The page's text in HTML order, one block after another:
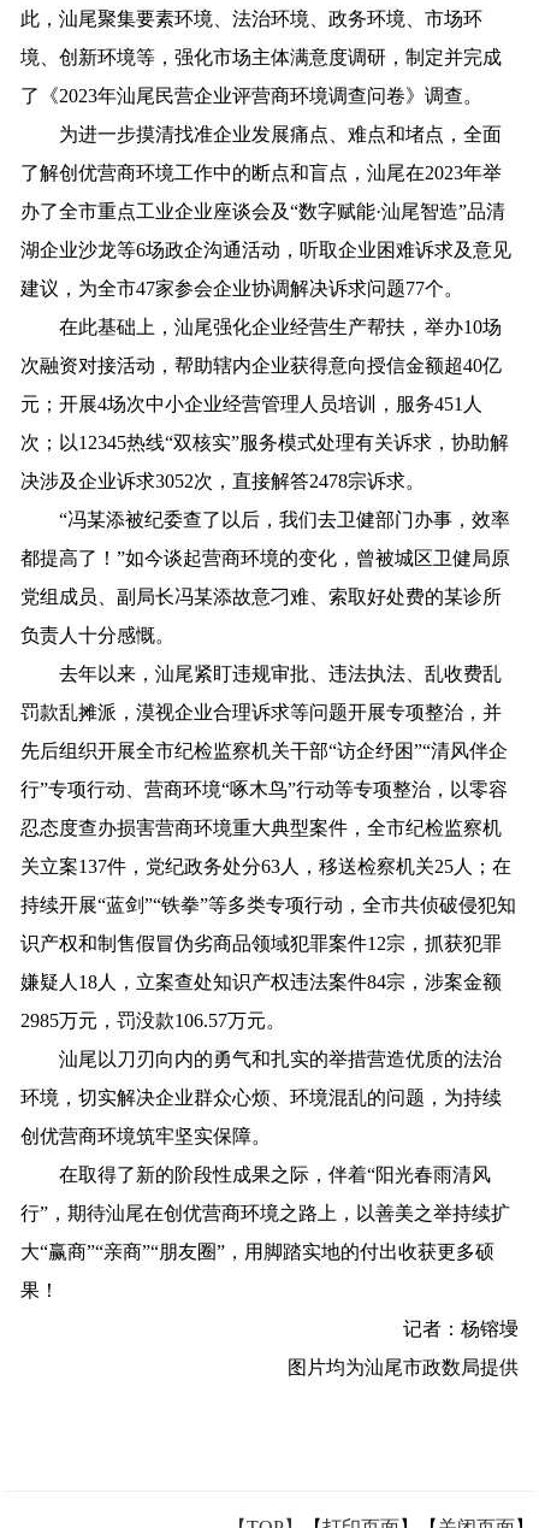
此，汕尾聚集要素环境、法治环境、政务环境、市场环
境、创新环境等，强化市场主体满意度调研，制定并完成
了《2023年汕尾民营企业评营商环境调查问卷》调查。
为进一步摸清找准企业发展痛点、难点和堵点，全面
了解创优营商环境工作中的断点和盲点，汕尾在2023年举
办了全市重点工业企业座谈会及“数字赋能·汕尾智造”品清
湖企业沙龙等6场政企沟通活动，听取企业困难诉求及意见
建议，为全市47家参会企业协调解决诉求问题77个。
在此基础上，汕尾强化企业经营生产帮扶，举办10场
次融资对接活动，帮助辖内企业获得意向授信金额超40亿
元；开展4场次中小企业经营管理人员培训，服务451人
次；以12345热线“双核实”服务模式处理有关诉求，协助解
决涉及企业诉求3052次，直接解答2478宗诉求。
“冯某添被纪委查了以后，我们去卫健部门办事，效率
都提高了！”如今谈起营商环境的变化，曾被城区卫健局原
党组成员、副局长冯某添故意刁难、索取好处费的某诊所
负责人十分感慨。
去年以来，汕尾紧盯违规审批、违法执法、乱收费乱
罚款乱摊派，漠视企业合理诉求等问题开展专项整治，并
先后组织开展全市纪检监察机关干部“访企纾困”“清风伴企
行”专项行动、营商环境“啄木鸟”行动等专项整治，以零容
忍态度查办损害营商环境重大典型案件，全市纪检监察机
关立案137件，党纪政务处分63人，移送检察机关25人；在
持续开展“蓝剑”“铁拳”等多类专项行动，全市共侦破侵犯知
识产权和制售假冒伪劣商品领域犯罪案件12宗，抓获犯罪
嫌疑人18人，立案查处知识产权违法案件84宗，涉案金额
2985万元，罚没款106.57万元。
汕尾以刀刃向内的勇气和扎实的举措营造优质的法治
环境，切实解决企业群众心烦、环境混乱的问题，为持续
创优营商环境筑牢坚实保障。
在取得了新的阶段性成果之际，伴着“阳光春雨清风
行”，期待汕尾在创优营商环境之路上，以善美之举持续扩
大“赢商”“亲商”“朋友圈”，用脚踏实地的付出收获更多硕
果！
记者： 杨镕墁
图片均为汕尾市政数局提供